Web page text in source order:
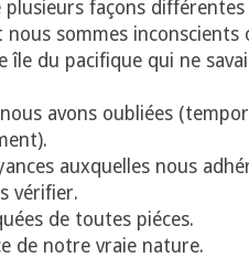
plusieurs façons différentes
nous sommes inconscients
île du pacifique qui ne
avons oubliées
auxquelles nous
vérifier.
de toutes piéces.
de notre vraie nature.